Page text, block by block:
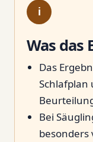
i
Was das
Das
Schlafplan
Bei
besonders